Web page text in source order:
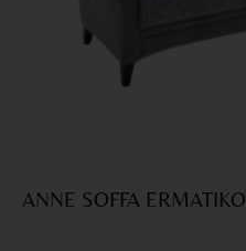
ANNE SOFFA ERMATIKO